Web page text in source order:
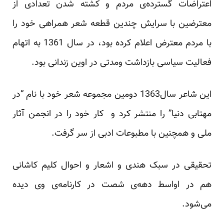
اعتراضات گسترده‌ی مردم و کشته شدن تعدادی از
معترضین با سرایش چندین قطعه شعر همراهی خود را
با مردم معترض اعلام کرده بود، در سال 1361 به اتهام
فعالیت سیاسی بازداشت ومدتی در اوین زندانی بود.
این شاعر سال1363 دومین مجموعه شعر خود با نام “در
مهتابی دنیا” را منتشر کرد و کار خود را در انجمن آثار
ملی و همچنین با مطبوعات ادبی از سر گرفت.
تحقیقی در سبک هندی و اشعار و احوال کلیم کاشانی
هم در اواسط دهه‌ی شصت در کارنامه‌ی وی دیده
می‌شود.